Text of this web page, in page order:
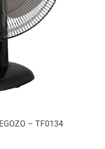
– TF0134